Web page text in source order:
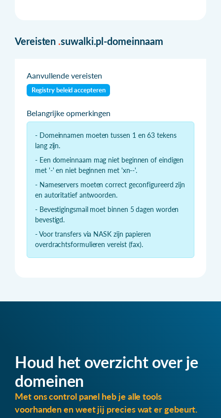
Vereisten .suwalki.pl-domeinnaam
Aanvullende vereisten
Registry beleid accepteren
Belangrijke opmerkingen
- Domeinnamen moeten tussen 1 en 63 tekens
lang zijn.
- Een domeinnaam mag niet beginnen of eindigen
met '-' en niet beginnen met 'xn--'.
- Nameservers moeten correct geconfigureerd zijn
en autoritatief antwoorden.
- Bevestigingsmail moet binnen 5 dagen worden
bevestigd.
- Voor transfers via NASK zijn papieren
overdrachtsformulieren vereist (fax).
Houd het overzicht over je
domeinen
Met ons control panel heb je alle tools
voorhanden en weet jij precies wat er gebeurt.